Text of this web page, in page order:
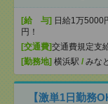
[給 与] 日給1万
円！
[交通費]交通費規定支
[勤務地] 横浜駅 / みな
【激単1日勤務